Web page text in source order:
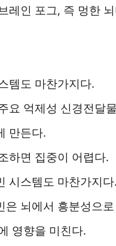
레인 포그, 즉 멍한
템도 마찬가지다.
요 억제성 신경전달
만든다.
하면 집중이 어렵다.
시스템도 마찬가지다.
은 뇌에서 흥분성으
영향을 미친다.